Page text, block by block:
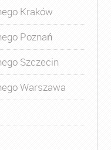
Kraków
Poznań
Szczecin
Warszawa